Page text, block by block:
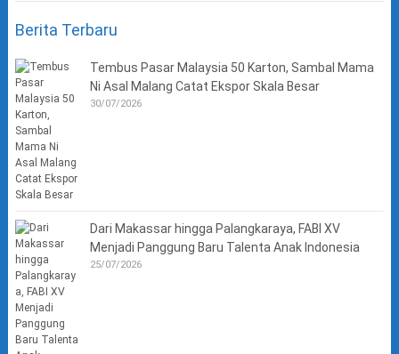
Berita Terbaru
Tembus Pasar Malaysia 50 Karton, Sambal Mama
Ni Asal Malang Catat Ekspor Skala Besar
30/07/2026
Dari Makassar hingga Palangkaraya, FABI XV
Menjadi Panggung Baru Talenta Anak Indonesia
25/07/2026